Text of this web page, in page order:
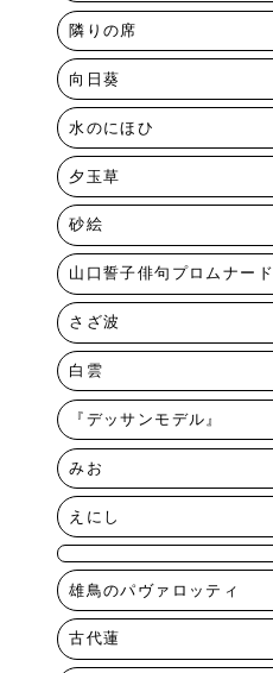
隣りの席
向日葵
水のにほひ
夕玉草
砂絵
山口誓子俳句プロムナード
さざ波
白雲
『デッサンモデル』
みお
えにし
雄鳥のパヴァロッティ
古代蓮